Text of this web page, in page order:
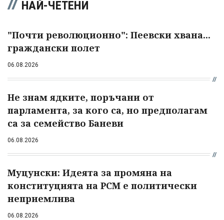
НАЙ-ЧЕТЕНИ
"Почти революционно": Пеевски хвана...
граждански полет
06.08.2026
Не знам ядките, поръчани от
парламента, за кого са, но предполагам
са за семейство Баневи
06.08.2026
Муцунски: Идеята за промяна на
конституцията на РСМ е политически
неприемлива
06.08.2026